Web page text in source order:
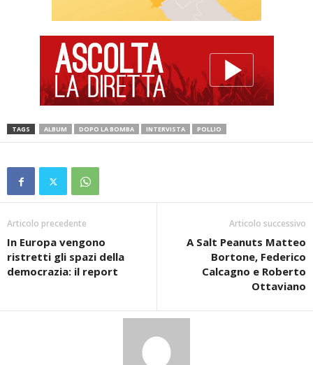
TAGS ALBUM DOPO LA BOMBA INTERVISTA POLLIO
Articolo precedente
In Europa vengono
ristretti gli spazi della
democrazia: il report
Articolo successivo
A Salt Peanuts Matteo
Bortone, Federico
Calcagno e Roberto
Ottaviano